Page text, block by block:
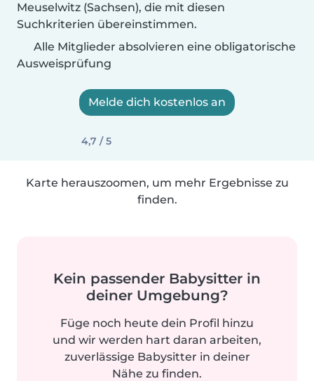
Meuselwitz (Sachsen), die mit diesen
Suchkriterien übereinstimmen.
Alle Mitglieder absolvieren eine obligatorische
Ausweisprüfung
Melde dich kostenlos an
4,7 / 5
Karte herauszoomen, um mehr Ergebnisse zu
finden.
Kein passender Babysitter in
deiner Umgebung?
Füge noch heute dein Profil hinzu
und wir werden hart daran arbeiten,
zuverlässige Babysitter in deiner
Nähe zu finden.